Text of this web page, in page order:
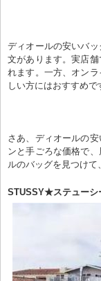
ディオールの安いバ
文があります。実店
れます。一方、オン
しい方にはおすすめで
さあ、ディオールの
ンと手ごろな価格で
ルのバッグを見つけて
STUSSY★ステュー